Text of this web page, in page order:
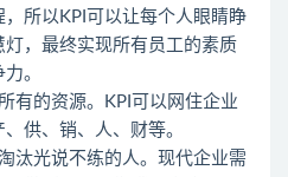
所以KPI可以让每个人眼睛睁
，最终实现所有员工的素质
。
有的资源。KPI可以网住企业
供、销、人、财等。
汰光说不练的人。现代企业需